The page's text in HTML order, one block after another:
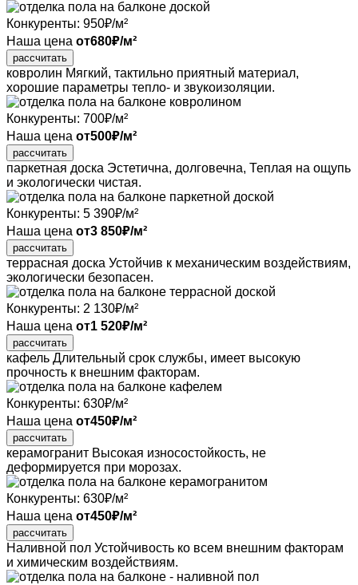
Конкуренты: 950₽/м²
Наша цена от680₽/м²
рассчитать
ковролин Мягкий, тактильно приятный материал,
хорошие параметры тепло- и звукоизоляции.
Конкуренты: 700₽/м²
Наша цена от500₽/м²
рассчитать
паркетная доска Эстетична, долговечна, Теплая на ощупь
и экологически чистая.
Конкуренты: 5 390₽/м²
Наша цена от3 850₽/м²
рассчитать
террасная доска Устойчив к механическим воздействиям,
экологически безопасен.
Конкуренты: 2 130₽/м²
Наша цена от1 520₽/м²
рассчитать
кафель Длительный срок службы, имеет высокую
прочность к внешним факторам.
Конкуренты: 630₽/м²
Наша цена от450₽/м²
рассчитать
керамогранит Высокая износостойкость, не
деформируется при морозах.
Конкуренты: 630₽/м²
Наша цена от450₽/м²
рассчитать
Наливной пол Устойчивость ко всем внешним факторам
и химическим воздействиям.